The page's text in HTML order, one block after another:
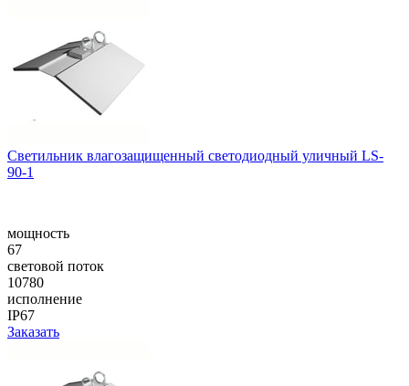
Cветильник влагозащищенный светодиодный уличный LS-
90-1
мощность
67
световой поток
10780
исполнение
IP67
Заказать